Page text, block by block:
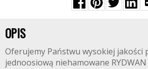
OPIS
Oferujemy Państwu wysokiej jakości
jednoosiową niehamowane RYDWAN